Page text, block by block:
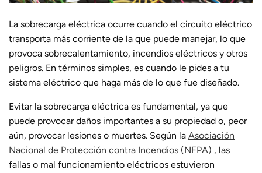
La sobrecarga eléctrica ocurre cuando el circuito eléctrico
transporta más corriente de la que puede manejar, lo que
provoca sobrecalentamiento, incendios eléctricos y otros
peligros. En términos simples, es cuando le pides a tu
sistema eléctrico que haga más de lo que fue diseñado.
Evitar la sobrecarga eléctrica es fundamental, ya que
puede provocar daños importantes a su propiedad o, peor
aún, provocar lesiones o muertes. Según la Asociación
Nacional de Protección contra Incendios (NFPA) , las
fallas o mal funcionamiento eléctricos estuvieron